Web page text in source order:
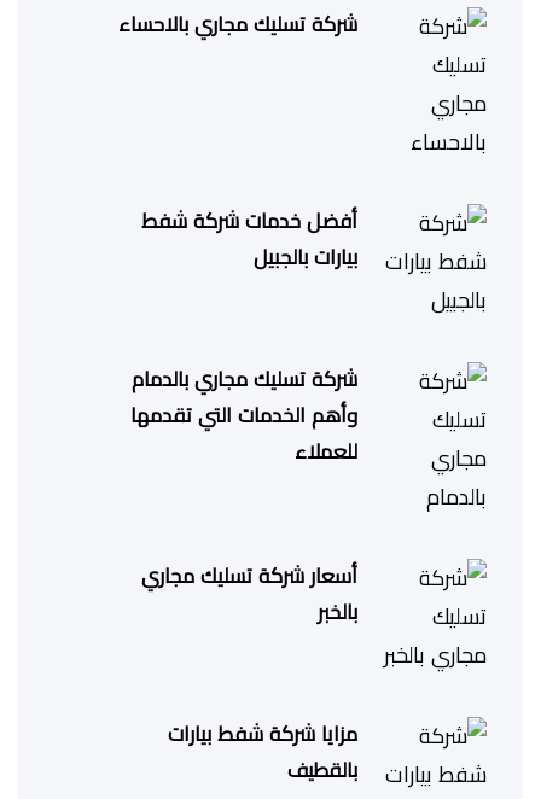
شركة تسليك مجاري بالاحساء
أفضل خدمات شركة شفط
بيارات بالجبيل
شركة تسليك مجاري بالدمام
وأهم الخدمات التي تقدمها
للعملاء
أسعار شركة تسليك مجاري
بالخبر
مزايا شركة شفط بيارات
بالقطيف